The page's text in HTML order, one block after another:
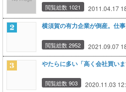
閲覧総数 1021 2011.04.17
横須賀の有力企業が倒産。仕
閲覧総数 2952 2021.09.07
やたらに多い「高く会社買い
閲覧総数 903 2020.11.03